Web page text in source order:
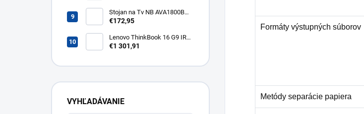
Stojan na Tv NB AVA1800B
AVA1800
€172,95
Lenovo ThinkBook 16 G9 IRL
Intel Core7 240H 32GB 1TB-
€1 301,91
VYHĽADÁVANIE
Formáty výstupných súborov
Metódy separácie papiera